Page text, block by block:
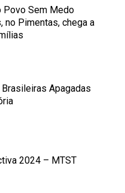
Povo Sem Medo
no Pimentas, chega a
Apagadas
2024 – MTST